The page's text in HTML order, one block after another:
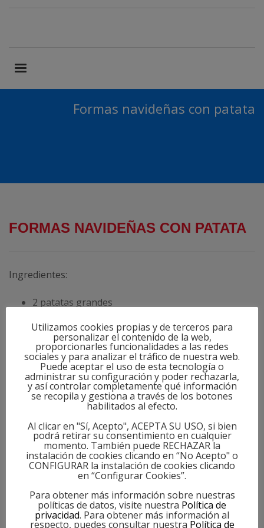
Formas navideñas con patata
FORMAS NAVIDEÑAS CON PATATA
Ingredientes:
2 patatas grandes
50 g harina de trigo
50 g queso rallado
1 Huevo
1 cucharada de sal
1 cucharada de ajo en polvo
Preparación:
Pela las patatas, cáscalas y cuécelas en agua con
sal hasta que estén tiernas al pinchado.
Escúrrelas y hazlas puré con la ayuda de un
tenedor, pasapuré o batidora.
Deja enfriar la mezcla en el frigorífico.
CATEGORY
Utilizamos cookies propias y de terceros para
personalizar el contenido de la web,
proporcionarles funcionalidades a las redes
sociales y para analizar el tráfico de nuestra web.
Puede aceptar el uso de esta tecnología o
administrar su configuración y poder rechazarla,
y así controlar completamente qué información
se recopila y gestiona a través de los botones
habilitados al efecto.
Al clicar en "Sí, Acepto", ACEPTA SU USO, si bien
podrá retirar su consentimiento en cualquier
momento. También puede RECHAZAR la
instalación de cookies clicando en “No Acepto" o
CONFIGURAR la instalación de cookies clicando
en “Configurar Cookies”.
Para obtener más información sobre nuestras
políticas de datos, visite nuestra Política de
privacidad. Para obtener más información al
respecto, puedes consultar nuestra Política de